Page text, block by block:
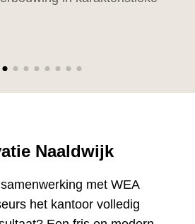
Naaldwijk
met WEA
het kantoor volledig